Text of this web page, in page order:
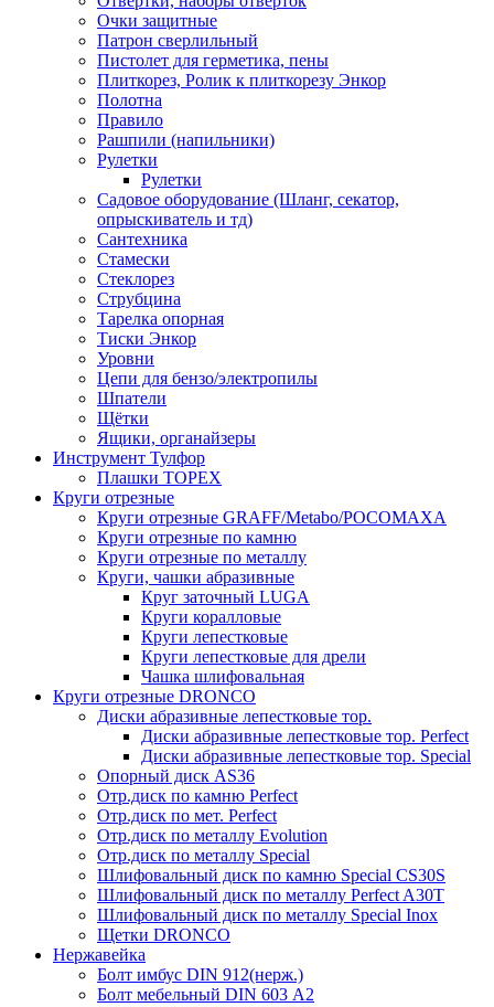
Очки защитные
Патрон сверлильный
Пистолет для герметика, пены
Плиткорез, Ролик к плиткорезу Энкор
Полотна
Правило
Рашпили (напильники)
Рулетки
Рулетки
Садовое оборудование (Шланг, секатор,
опрыскиватель и тд)
Сантехника
Стамески
Стеклорез
Струбцина
Тарелка опорная
Тиски Энкор
Уровни
Цепи для бензо/электропилы
Шпатели
Щётки
Ящики, органайзеры
Инструмент Тулфор
Плашки ТОРЕХ
Круги отрезные
Круги отрезные GRAFF/Metabo/РОСОМАХА
Круги отрезные по камню
Круги отрезные по металлу
Круги, чашки абразивные
Круг заточный LUGA
Круги коралловые
Круги лепестковые
Круги лепестковые для дрели
Чашка шлифовальная
Круги отрезные DRONCO
Диски абразивные лепестковые тор.
Диски абразивные лепестковые тор. Perfect
Диски абразивные лепестковые тор. Speciаl
Опорный диск AS36
Отр.диск по камню Perfect
Отр.диск по мет. Perfect
Отр.диск по металлу Evolution
Отр.диск по металлу Special
Шлифовальный диск по камню Special CS30S
Шлифовальный диск по металлу Perfect A30T
Шлифовальный диск по металлу Special Inox
Щетки DRONCO
Нержавейка
Болт имбус DIN 912(нерж.)
Болт мебельный DIN 603 А2